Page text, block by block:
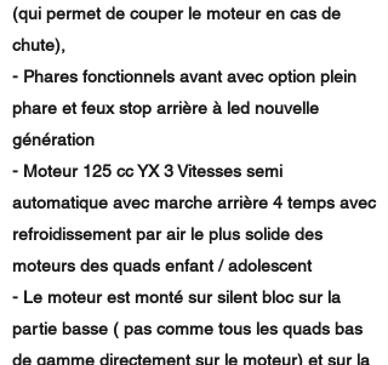
(qui permet de couper le moteur en cas de
chute),
- Phares fonctionnels avant avec option plein
phare et feux stop arrière à led nouvelle
génération
- Moteur 125 cc YX 3 Vitesses semi
automatique avec marche arrière 4 temps avec
refroidissement par air le plus solide des
moteurs des quads enfant / adolescent
- Le moteur est monté sur silent bloc sur la
partie basse ( pas comme tous les quads bas
de gamme directement sur le moteur) et sur la